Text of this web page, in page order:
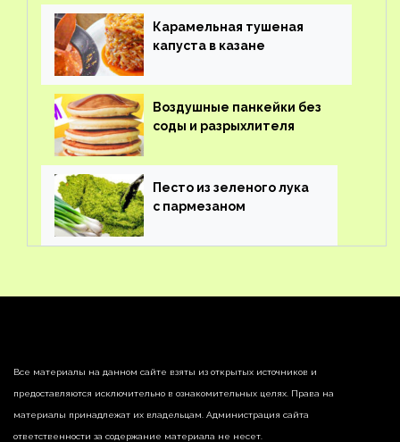
Карамельная тушеная
капуста в казане
Воздушные панкейки без
соды и разрыхлителя
Песто из зеленого лука
с пармезаном
Все материалы на данном сайте взяты из открытых источников и
предоставляются исключительно в ознакомительных целях. Права на
материалы принадлежат их владельцам. Администрация сайта
ответственности за содержание материала не несет.